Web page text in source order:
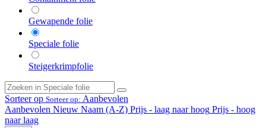
Gewapende folie
Speciale folie
Steigerkrimpfolie
Sorteer op Sorteer op: Aanbevolen
Aanbevolen Nieuw Naam (A-Z) Prijs - laag naar hoog Prijs - hoog
naar laag